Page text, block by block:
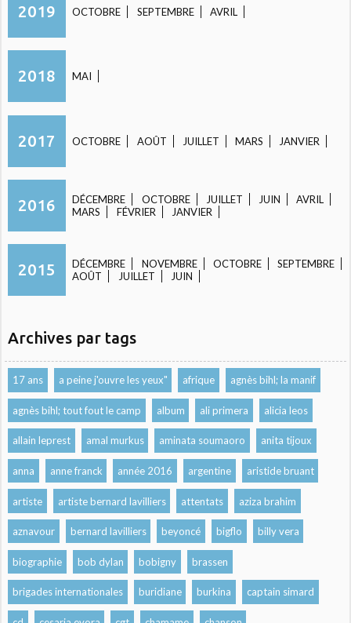
2019 OCTOBRE SEPTEMBRE AVRIL
2018 MAI
2017 OCTOBRE AOÛT JUILLET MARS JANVIER
2016 DÉCEMBRE OCTOBRE JUILLET JUIN
AVRIL
MARS
FÉVRIER JANVIER
2015 DÉCEMBRE NOVEMBRE OCTOBRE
SEPTEMBRE
AOÛT
JUILLET JUIN
Archives par tags
17 ans a peine j'ouvre les yeux" afrique agnès bihl; la manif
agnès bihl; tout fout le camp album ali primera alicia leos
allain leprest amal murkus aminata soumaoro anita tijoux
anna anne franck année 2016 argentine aristide bruant
artiste artiste bernard lavilliers attentats aziza brahim
aznavour bernard lavilliers beyoncé bigflo billy vera
biographie bob dylan bobigny brassen
brigades internationales buridiane burkina captain simard